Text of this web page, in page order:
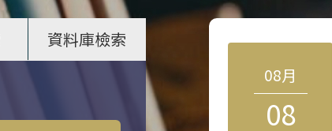
資料庫檢索
08月
08